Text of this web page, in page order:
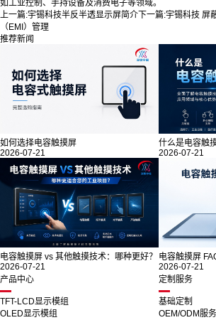
如工业控制、手持设备及消费电子等领域。
上一篇:宇锡科技半反半透显示屏简介 下一篇:宇锡科技 屏
（EMI）管理
推荐新闻
如何选择电容触摸屏
2026-07-21
什么是电容触
2026-07-21
电容触摸屏 vs 其他触摸技术：哪种更好？
2026-07-21
电容触摸屏
2026-07-21
产品中心
TFT-LCD显示模组
OLED显示模组
定制服务
基础定制
OEM/ODM服务